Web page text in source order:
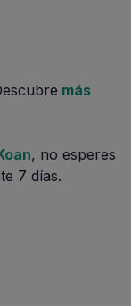
más
, no esperes
7 días.